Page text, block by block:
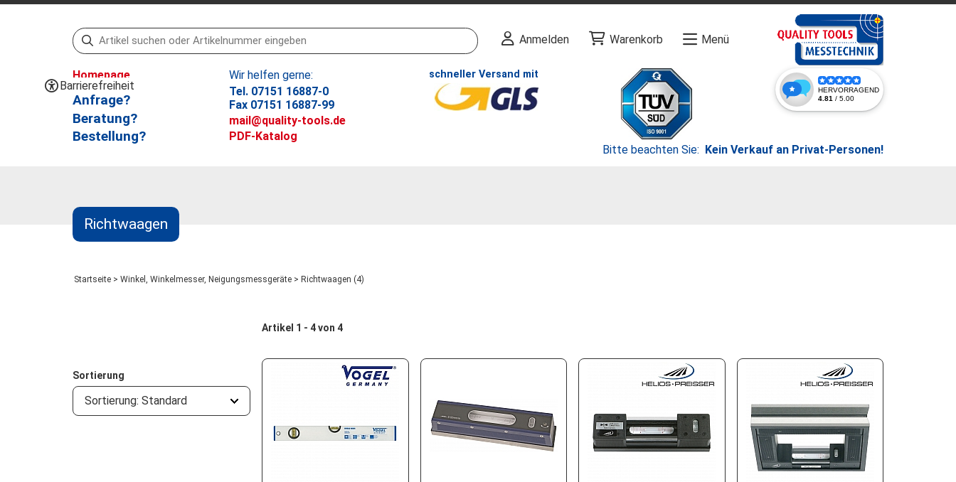
Richtwaagen
Startseite > Winkel, Winkelmesser, Neigungsmessgeräte > Richtwaagen (4)
Sortierung
Sortierung: Standard
Artikel 1 - 4 von 4
Barrierefreiheit
Anmelden Warenkorb Menü
Homepage
Anfrage?
Beratung?
Bestellung?
Wir helfen gerne:
Tel. 07151 16887-0
Fax 07151 16887-99
mail@quality-tools.de
PDF-Katalog
schneller Versand mit
Bitte beachten Sie: Kein Verkauf an Privat-Personen!